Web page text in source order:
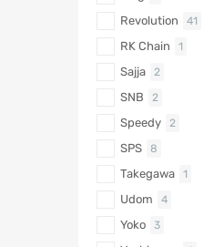
Revolution 41
RK Chain 1
Sajja 2
SNB 2
Speedy 2
SPS 8
Takegawa 1
Udom 4
Yoko 3